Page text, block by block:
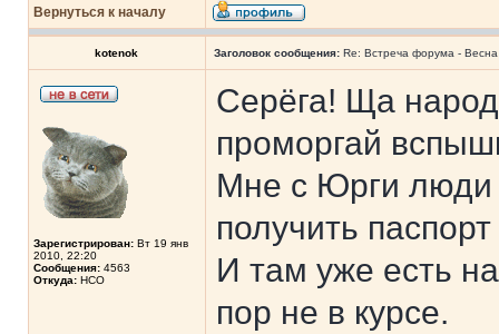
Вернуться к началу
kotenok Заголовок сообщения: Re: Встреча форума -
Зарегистрирован: Вт 19 янв
2010, 22:20
Сообщения: 4563
Откуда: НСО
Серёга! Ща
проморгай
Мне с Юрги люди
получить
И там уже есть
пор не в курсе.